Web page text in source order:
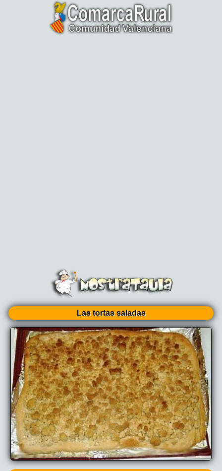
Las tortas saladas